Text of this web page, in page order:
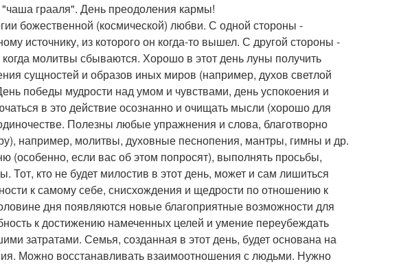
грааля". День преодоления кармы!
божественной (космической) любви. С одной стороны -
источнику, из которого он когда-то вышел. С другой стороны -
молитвы сбываются. Хорошо в этот день луны получить
сущностей и образов иных миров (например, духов светлой
победы мудрости над умом и чувствами, день успокоения и
в это действие осознанно и очищать мысли (хорошо для
Полезны любые упражнения и слова, благотворно
например, молитвы, духовные песнопения, мантры, гимны и др.
(особенно, если вас об этом попросят), выполнять просьбы,
кто не будет милостив в этот день, может и сам лишиться
к самому себе, снисхождения и щедрости по отношению к
дня появляются новые благоприятные возможности для
к достижению намеченных целей и умение переубеждать
затратами. Семья, созданная в этот день, будет основана на
Можно восстанавливать взаимоотношения с людьми. Нужно